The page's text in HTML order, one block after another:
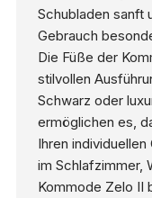
Schubladen sanft
Gebrauch
Die Füße der
stilvollen
Schwarz oder
ermöglichen es,
Ihren
im Schlafzimmer,
Kommode Zelo II